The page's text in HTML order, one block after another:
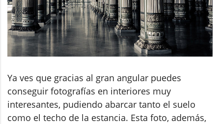
Ya ves que gracias al gran angular puedes
conseguir fotografías en interiores muy
interesantes, pudiendo abarcar tanto el suelo
como el techo de la estancia. Esta foto, además,